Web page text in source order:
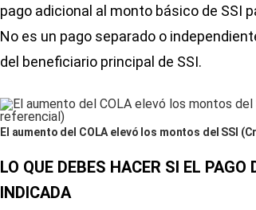
pago adicional al monto básico de SSI
No es un pago separado o
del beneficiario principal de SSI.
El aumento del COLA elevó los montos del SSI
LO QUE DEBES HACER SI EL
INDICADA